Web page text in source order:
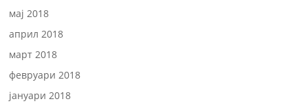
мај 2018
април 2018
март 2018
февруари 2018
јануари 2018